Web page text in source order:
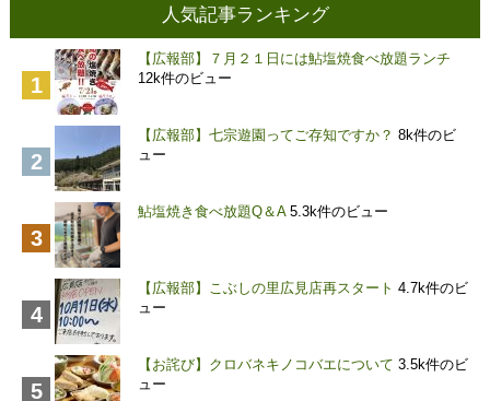
人気記事ランキング
【広報部】７月２１日には鮎塩焼食べ放題ランチ
12k件のビュー
【広報部】七宗遊園ってご存知ですか？ 8k件のビ
ュー
鮎塩焼き食べ放題Q＆A 5.3k件のビュー
【広報部】こぶしの里広見店再スタート 4.7k件のビ
ュー
【お詫び】クロバネキノコバエについて 3.5k件のビ
ュー